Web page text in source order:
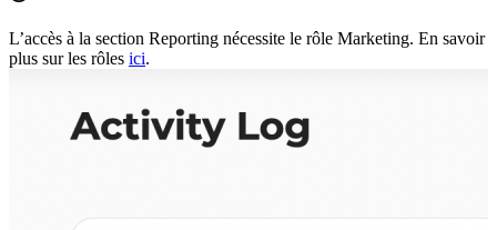
L’accès à la section Reporting nécessite le rôle Marketing. En savoir
plus sur les rôles ici.